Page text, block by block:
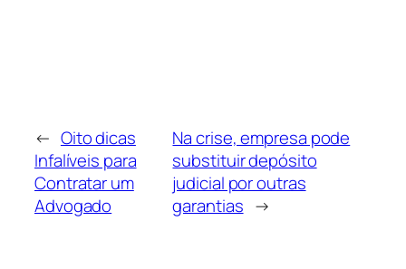
← Oito dicas
Infalíveis para
Contratar um
Advogado
Na crise, empresa pode
substituir depósito
judicial por outras
garantias →